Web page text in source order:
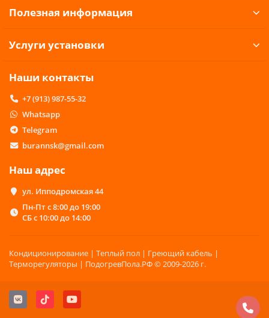
Полезная информация
Услуги установки
Наши контакты
+7 (913) 987-55-32
Whatsapp
Telegram
burannsk@gmail.com
Наш адрес
ул. Ипподромская 44
Пн-Пт с 8:00 до 19:00
СБ с 10:00 до 14:00
Кондиционирование | Теплый пол | Греющий кабель |
Терморегуляторы | ПодогревПола.РФ © 2009-2026 г.